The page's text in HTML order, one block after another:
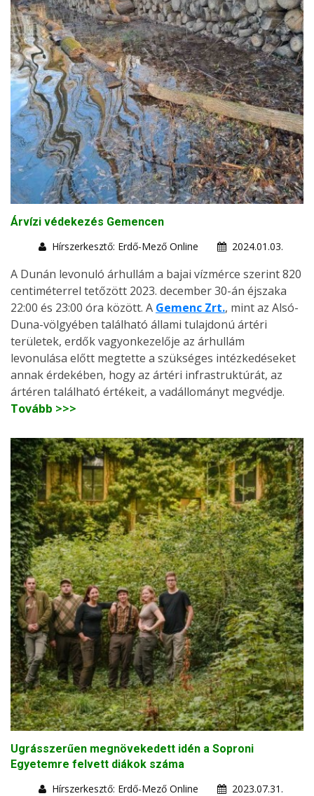
Árvízi védekezés Gemencen
Hírszerkesztő: Erdő-Mező Online
2024.01.03.
A Dunán levonuló árhullám a bajai vízmérce szerint 820
centiméterrel tetőzött 2023. december 30-án éjszaka
22:00 és 23:00 óra között. A Gemenc Zrt., mint az Alsó-
Duna-völgyében található állami tulajdonú ártéri
területek, erdők vagyonkezelője az árhullám
levonulása előtt megtette a szükséges intézkedéseket
annak érdekében, hogy az ártéri infrastruktúrát, az
ártéren található értékeit, a vadállományt megvédje.
Tovább >>>
Ugrásszerűen megnövekedett idén a Soproni
Egyetemre felvett diákok száma
Hírszerkesztő: Erdő-Mező Online
2023.07.31.